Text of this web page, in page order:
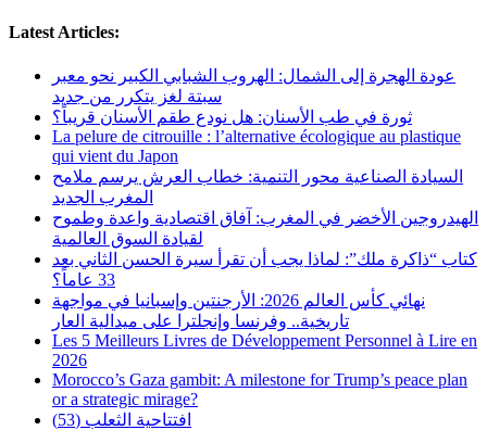
Latest Articles:
عودة الهجرة إلى الشمال: الهروب الشبابي الكبير نحو معبر
سبتة لغز يتكرر من جديد
ثورة في طب الأسنان: هل نودع طقم الأسنان قريباً؟
La pelure de citrouille : l’alternative écologique au plastique
qui vient du Japon
السيادة الصناعية محور التنمية: خطاب العرش يرسم ملامح
المغرب الجديد
الهيدروجين الأخضر في المغرب: آفاق اقتصادية واعدة وطموح
لقيادة السوق العالمية
كتاب “ذاكرة ملك”: لماذا يجب أن تقرأ سيرة الحسن الثاني بعد
33 عاماً؟
نهائي كأس العالم 2026: الأرجنتين وإسبانيا في مواجهة
تاريخية.. وفرنسا وإنجلترا على ميدالية العار
Les 5 Meilleurs Livres de Développement Personnel à Lire en
2026
Morocco’s Gaza gambit: A milestone for Trump’s peace plan
or a strategic mirage?
افتتاحية الثعلب (53)